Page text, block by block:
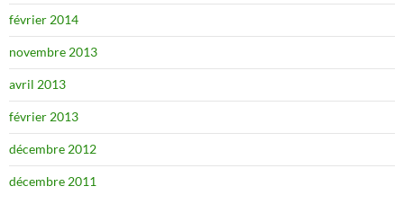
février 2014
novembre 2013
avril 2013
février 2013
décembre 2012
décembre 2011